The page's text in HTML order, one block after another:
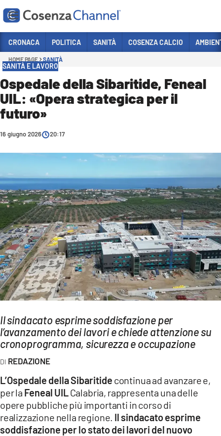
Sezioni
POLITICA
COSENZA CALCIO
ECONOMIA E LAVORO
SPORT
CULTURA
AMBIENTE
Streaming
LAC TV
LAC NETWORK
LAC ONAIR
LaC
Network
LACONAIR.IT
LACITYMAG.IT
ILREGGINO.IT
CRONACA POLITICA SANITÀ COSENZA CALCIO
HOME PAGE SANITÀ
SANITÀ E LAVORO
Ospedale della Sibaritide, Feneal
UIL: «Opera strategica per il
futuro»
16 giugno 2026 20:17
Il sindacato esprime soddisfazione per
l’avanzamento dei lavori e chiede attenzione su
cronoprogramma, sicurezza e occupazione
REDAZIONE
L’Ospedale della Sibaritide continua ad avanzare e,
per la Feneal UIL Calabria, rappresenta una delle
opere pubbliche più importanti in corso di
realizzazione nella regione. Il sindacato esprime
soddisfazione per lo stato dei lavori del nuovo